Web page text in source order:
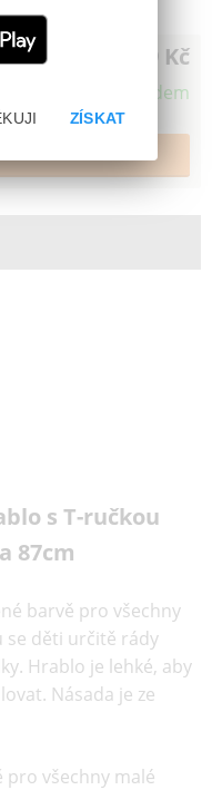
139 Kč
Skladem
s T-ručkou
87cm
barvě pro všechny
se děti určitě rády
Hrablo je lehké, aby
Násada je ze
pro všechny malé
ZÍSKAT